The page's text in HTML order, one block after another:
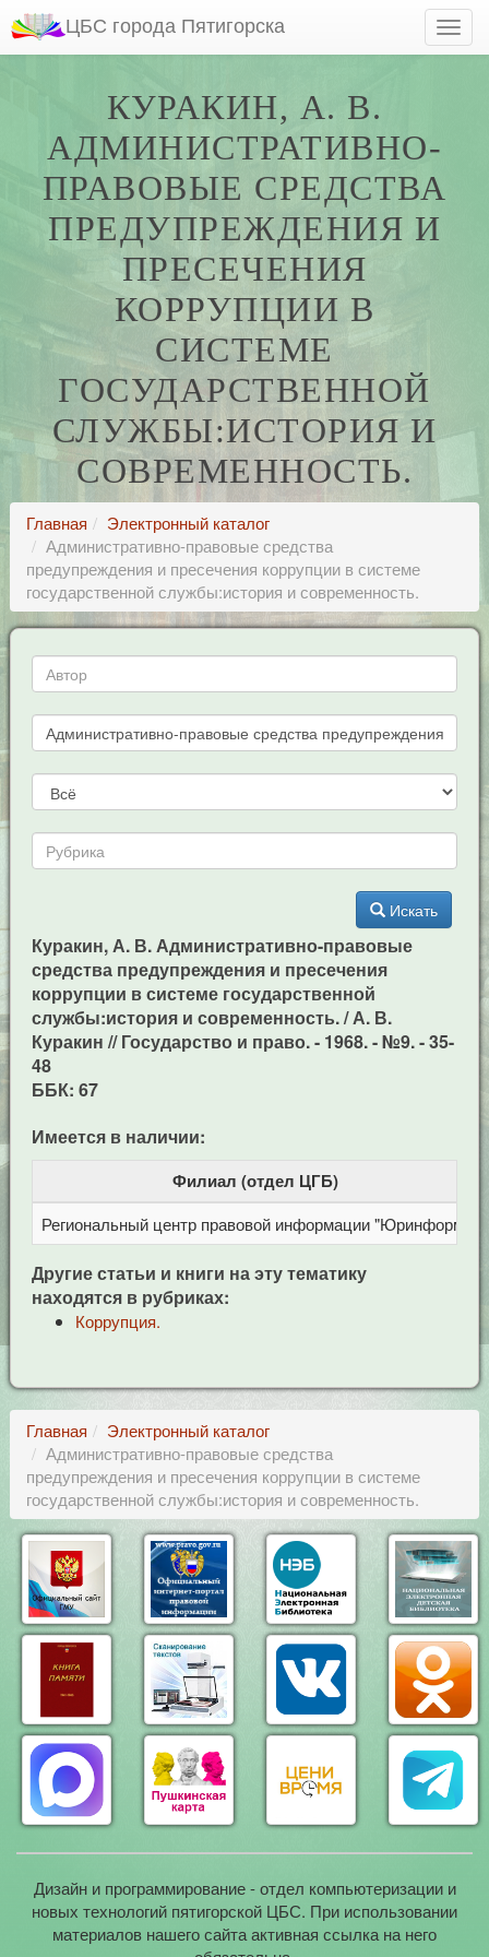
ЦБС города Пятигорска
КУРАКИН, А. В.
АДМИНИСТРАТИВНО-
ПРАВОВЫЕ СРЕДСТВА
ПРЕДУПРЕЖДЕНИЯ И
ПРЕСЕЧЕНИЯ
КОРРУПЦИИ В
СИСТЕМЕ
ГОСУДАРСТВЕННОЙ
СЛУЖБЫ:ИСТОРИЯ И
СОВРЕМЕННОСТЬ.
Главная
Электронный каталог
Административно-правовые средства
предупреждения и пресечения коррупции в системе
государственной службы:история и современность.
Искать
Куракин, А. В. Административно-правовые
средства предупреждения и пресечения
коррупции в системе государственной
службы:история и современность. / А. В.
Куракин // Государство и право. - 1968. - №9. - 35-
48
ББК: 67
Имеется в наличии:
Филиал (отдел ЦГБ)
Региональный центр правовой информации "Юринформ"
Другие статьи и книги на эту тематику
находятся в рубриках:
Коррупция.
Главная
Электронный каталог
Административно-правовые средства
предупреждения и пресечения коррупции в системе
государственной службы:история и современность.
Дизайн и программирование - отдел компьютеризации и
новых технологий пятигорской ЦБС. При использовании
материалов нашего сайта активная ссылка на него